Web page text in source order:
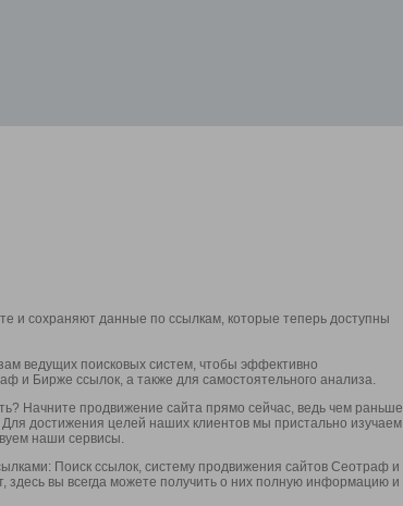
и сохраняют данные по ссылкам, которые теперь доступны
ведущих поисковых систем, чтобы эффективно
и Бирже ссылок, а также для самостоятельного анализа.
Начните продвижение сайта прямо сейчас, ведь чем раньше
Для достижения целей наших клиентов мы пристально изучаем
наши сервисы.
Поиск ссылок, систему продвижения сайтов Сеотраф и
здесь вы всегда можете получить о них полную информацию и